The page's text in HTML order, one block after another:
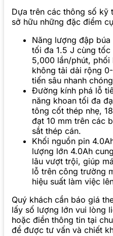
Dựa trên các thông số kỹ
sở hữu những đặc điểm
Năng lượng đập
tối đa 1.5 J cùng
5,000 lần/phút,
không tải dải rộng
tiến sâu nhanh
Đường kính phá lỗ
năng khoan tối đa
tông cốt thép nhẹ,
đạt 10 mm trên các
sắt thép cán.
Khối nguồn pin
lượng lớn 4.0Ah
lâu vượt trội, giúp
lỗ trên công trường
hiệu suất làm việc
Quý khách cần báo giá
lấy số lượng lớn vui lòng
hoặc điền thông tin tại
để được tư vấn và chiết